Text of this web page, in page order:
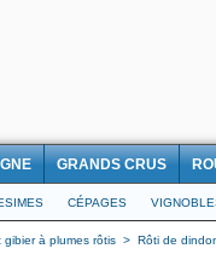
GRANDS CRUS
CÉPAGES
gibier à plumes rôtis > Rôti de